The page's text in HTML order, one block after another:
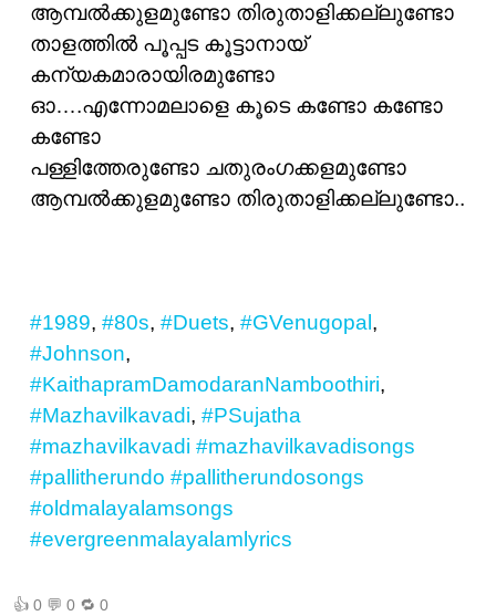
ആമ്പല്‍ക്കുളമുണ്ടോ തിരുതാളിക്കല്ലുണ്ടോ
താളത്തില്‍ പൂപ്പട കൂട്ടാനായ്
കന്യകമാരായിരമുണ്ടോ
ഓ….എന്നോമലാളെ കൂടെ കണ്ടോ കണ്ടോ
കണ്ടോ
പള്ളിത്തേരുണ്ടോ ചതുരംഗക്കളമുണ്ടോ
ആമ്പല്‍ക്കുളമുണ്ടോ തിരുതാളിക്കല്ലുണ്ടോ..
#1989, #80s, #Duets, #GVenugopal ,
#Johnson,
#KaithapramDamodaranNamboothiri,
#Mazhavilkavadi, #PSujatha
#mazhavilkavadi #mazhavilkavadisongs
#pallitherundo #pallitherundosongs
#oldmalayalamsongs
#evergreenmalayalamlyrics
👍 0 💬 0 🔁 0